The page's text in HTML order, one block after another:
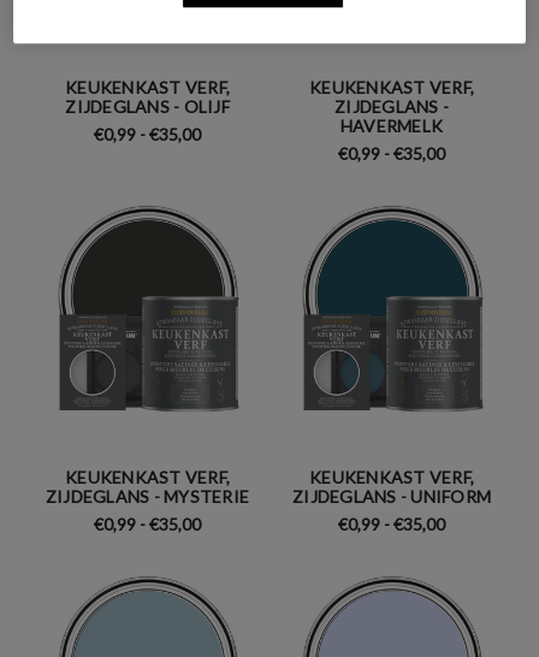
KEUKENKAST VERF,
ZIJDEGLANS - OLIJF
€0,99 - €35,00
KEUKENKAST VERF,
ZIJDEGLANS -
HAVERMELK
€0,99 - €35,00
KEUKENKAST VERF,
ZIJDEGLANS - MYSTERIE
€0,99 - €35,00
KEUKENKAST VERF,
ZIJDEGLANS - UNIFORM
€0,99 - €35,00